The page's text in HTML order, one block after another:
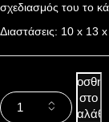
σχεδιασμός του το
Διαστάσεις: 10 x 13
Προσθήκη
στο
καλάθι